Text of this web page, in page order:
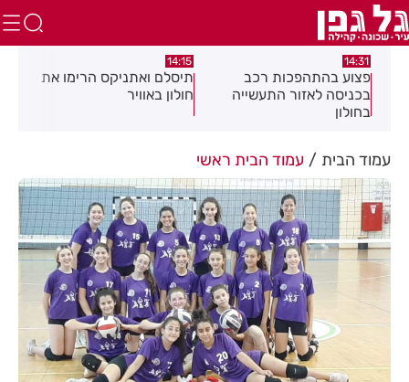
14:31
פצוע בהתהפכות רכב
בכניסה לאזור התעשייה
בחולון
14:15
תיסלם ואתניקס הרימו את
חולון באוויר
עמוד הבית עמוד הבית ראשי